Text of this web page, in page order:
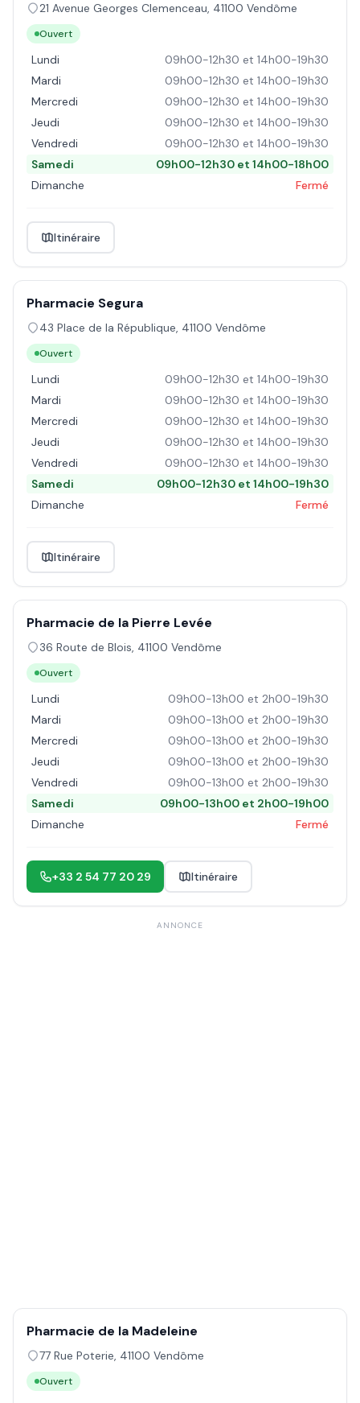
21 Avenue Georges Clemenceau, 41100 Vendôme
Ouvert
Lundi
09h00-12h30 et 14h00-19h30
Mardi
09h00-12h30 et 14h00-19h30
Mercredi
09h00-12h30 et 14h00-19h30
Jeudi
09h00-12h30 et 14h00-19h30
Vendredi
09h00-12h30 et 14h00-19h30
Samedi
09h00-12h30 et 14h00-18h00
Dimanche
Fermé
Itinéraire
Pharmacie Segura
43 Place de la République, 41100 Vendôme
Ouvert
Lundi
09h00-12h30 et 14h00-19h30
Mardi
09h00-12h30 et 14h00-19h30
Mercredi
09h00-12h30 et 14h00-19h30
Jeudi
09h00-12h30 et 14h00-19h30
Vendredi
09h00-12h30 et 14h00-19h30
Samedi
09h00-12h30 et 14h00-19h30
Dimanche
Fermé
Itinéraire
Pharmacie de la Pierre Levée
36 Route de Blois, 41100 Vendôme
Ouvert
Lundi
09h00-13h00 et 2h00-19h30
Mardi
09h00-13h00 et 2h00-19h30
Mercredi
09h00-13h00 et 2h00-19h30
Jeudi
09h00-13h00 et 2h00-19h30
Vendredi
09h00-13h00 et 2h00-19h30
Samedi
09h00-13h00 et 2h00-19h00
Dimanche
Fermé
+33 2 54 77 20 29 Itinéraire
ANNONCE
Pharmacie de la Madeleine
77 Rue Poterie, 41100 Vendôme
Ouvert